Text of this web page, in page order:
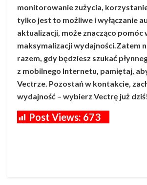
monitorowanie zużycia,
tylko jest to możliwe i wyłączanie
aktualizacji, może znacząco pomóc
maksymalizacji wydajności.Zatem
razem, gdy będziesz szukać
z mobilnego Internetu, pamiętaj,
Vectrze. Pozostań w kontakcie,
wydajność – wybierz Vectrę już dziś!
Post Views: 673